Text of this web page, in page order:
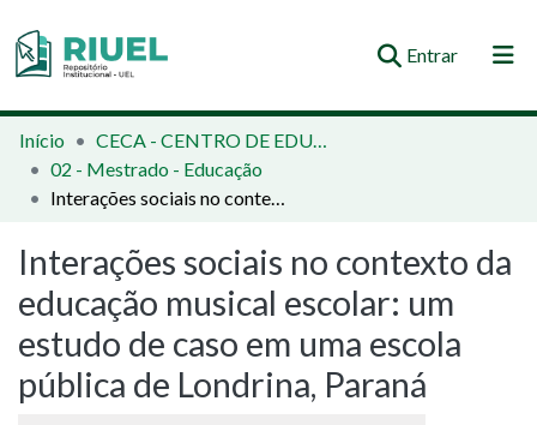
Entrar(current)
Orientações e Normas
Comunidades e Coleções
Estatísticas
Início
CECA - CENTRO DE EDUCAÇÃO, COMUNICAÇÃO E ARTES
02 - Mestrado - Educação
Interações sociais no contexto da educação musical escolar: um estudo de caso em uma escola pública de Londrina, Paraná
Interações sociais no contexto da
educação musical escolar: um
estudo de caso em uma escola
pública de Londrina, Paraná